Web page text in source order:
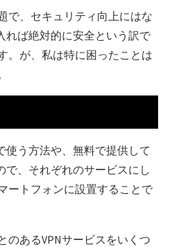
で、セキュリティ向上にはな
れば絶対的に安全という訳で
。が、私は特に困ったことは
使う方法や、無料で提供して
で、それぞれのサービスにし
ートフォンに設置することで
のあるVPNサービスをいくつ